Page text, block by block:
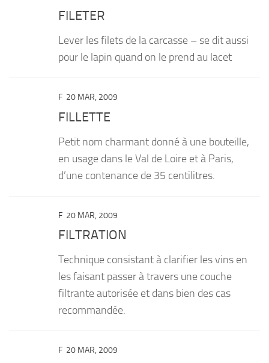
FILETER
Lever les filets de la carcasse – se dit aussi
pour le lapin quand on le prend au lacet
F 20 MAR, 2009
FILLETTE
Petit nom charmant donné à une bouteille,
en usage dans le Val de Loire et à Paris,
d’une contenance de 35 centilitres.
F 20 MAR, 2009
FILTRATION
Technique consistant à clarifier les vins en
les faisant passer à travers une couche
filtrante autorisée et dans bien des cas
recommandée.
F 20 MAR, 2009